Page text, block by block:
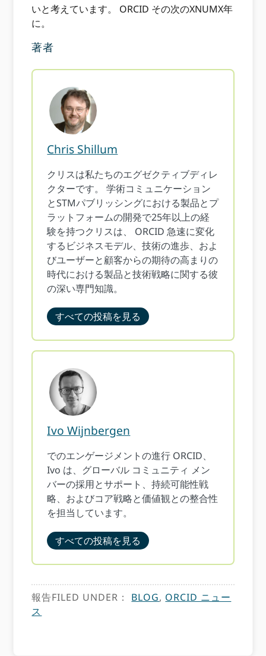
いと考えています。 ORCID その次のXNUMX年
に。
著者
Chris Shillum
クリスは私たちのエグゼクティブディレ
クターです。 学術コミュニケーション
とSTMパブリッシングにおける製品とプ
ラットフォームの開発で25年以上の経
験を持つクリスは、 ORCID 急速に変化
するビジネスモデル、技術の進歩、およ
びユーザーと顧客からの期待の高まりの
時代における製品と技術戦略に関する彼
の深い専門知識。
すべての投稿を見る
Ivo Wijnbergen
でのエンゲージメントの進行 ORCID、
Ivo は、グローバル コミュニティ メン
バーの採用とサポート、持続可能性戦
略、およびコア戦略と価値観との整合性
を担当しています。
すべての投稿を見る
報告FILED UNDER： BLOG, ORCID ニュー
ス